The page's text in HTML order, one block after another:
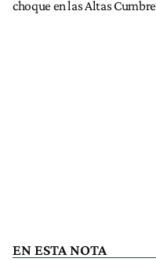
choque en las Altas Cumbre
EN ESTA NOTA